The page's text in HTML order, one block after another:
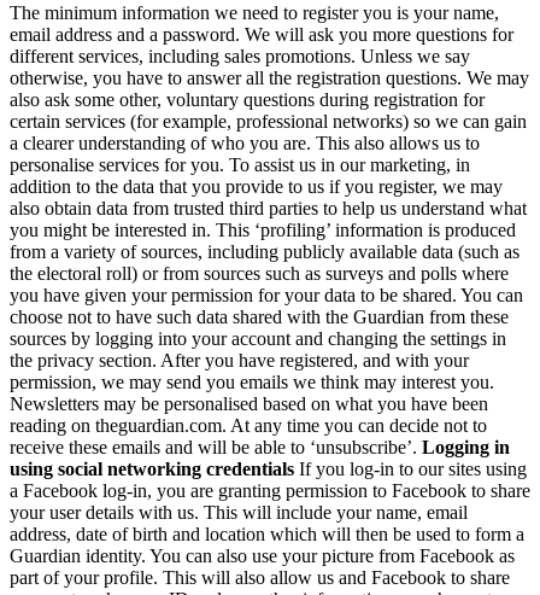
The minimum information we need to register you is your name,
email address and a password. We will ask you more questions for
different services, including sales promotions. Unless we say
otherwise, you have to answer all the registration questions. We may
also ask some other, voluntary questions during registration for
certain services (for example, professional networks) so we can gain
a clearer understanding of who you are. This also allows us to
personalise services for you. To assist us in our marketing, in
addition to the data that you provide to us if you register, we may
also obtain data from trusted third parties to help us understand what
you might be interested in. This ‘profiling’ information is produced
from a variety of sources, including publicly available data (such as
the electoral roll) or from sources such as surveys and polls where
you have given your permission for your data to be shared. You can
choose not to have such data shared with the Guardian from these
sources by logging into your account and changing the settings in
the privacy section. After you have registered, and with your
permission, we may send you emails we think may interest you.
Newsletters may be personalised based on what you have been
reading on theguardian.com. At any time you can decide not to
receive these emails and will be able to ‘unsubscribe’. Logging in
using social networking credentials If you log-in to our sites using
a Facebook log-in, you are granting permission to Facebook to share
your user details with us. This will include your name, email
address, date of birth and location which will then be used to form a
Guardian identity. You can also use your picture from Facebook as
part of your profile. This will also allow us and Facebook to share